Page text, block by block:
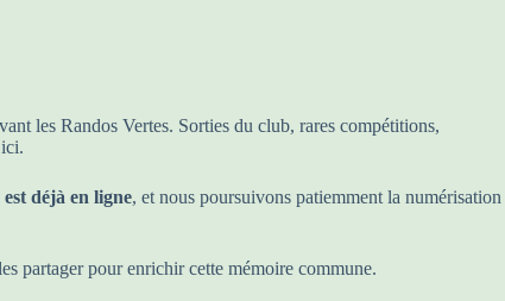
les Randos Vertes. Sorties du club, rares compétitions,
déjà en ligne, et nous poursuivons patiemment la numérisation
partager pour enrichir cette mémoire commune.